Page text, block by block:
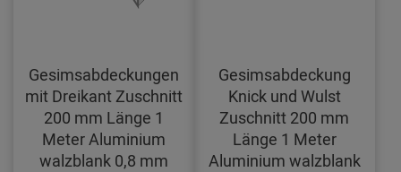
Gesimsabdeckungen
mit Dreikant Zuschnitt
200 mm Länge 1
Meter Aluminium
walzblank 0,8 mm
Gesimsabdeckung
Knick und Wulst
Zuschnitt 200 mm
Länge 1 Meter
Aluminium walzblank